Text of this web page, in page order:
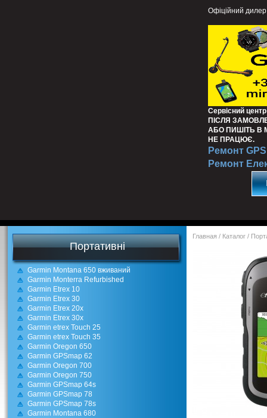
Офіційний дилер
Сервісний
ПІСЛЯ
АБО ПИШІТЬ В
НЕ ПРАЦЮЄ.
Ремонт GPS
Ремонт
Портативні
Garmin Montana 650 вживаний
Garmin Monterra Refurbished
Garmin Etrex 10
Garmin Etrex 30
Garmin Etrex 20x
Garmin Etrex 30x
Garmin etrex Touch 25
Garmin etrex Touch 35
Garmin Oregon 650
Garmin GPSmap 62
Garmin Oregon 700
Garmin Oregon 750
Garmin GPSmap 64s
Garmin GPSmap 78
Garmin GPSmap 78s
Garmin Montana 680
Главная / Каталог /